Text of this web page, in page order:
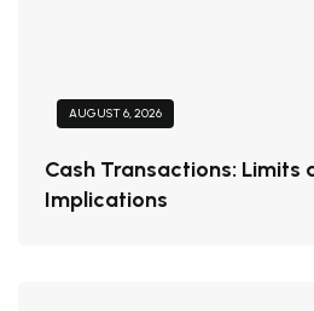
AUGUST 6, 2026
Cash Transactions: Limits
Implications